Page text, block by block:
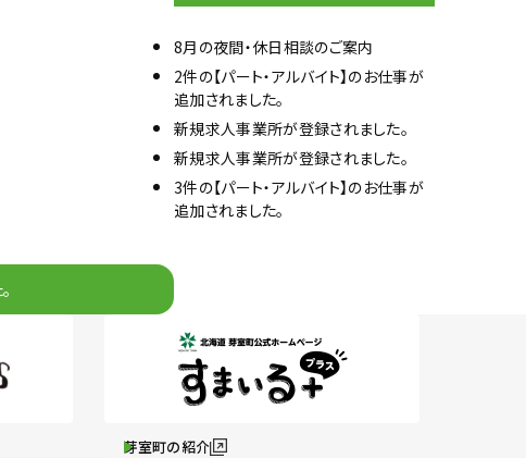
8月の夜間・休日相談のご案内
2件の【パート・アルバイト】のお仕事が
追加されました。
新規求人事業所が登録されました。
新規求人事業所が登録されました。
3件の【パート・アルバイト】のお仕事が
追加されました。
芽室町の紹介